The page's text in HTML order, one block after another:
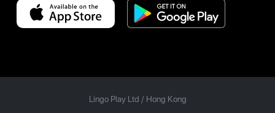
Lingo Play Ltd / Hong Kong